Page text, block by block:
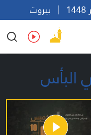
بيروت
Ar En Fr Es
البأس